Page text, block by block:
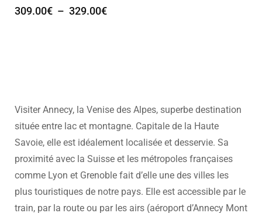
Visiter Annecy, la Venise des Alpes, superbe destination
située entre lac et montagne. Capitale de la Haute
Savoie, elle est idéalement localisée et desservie. Sa
proximité avec la Suisse et les métropoles françaises
comme Lyon et Grenoble fait d’elle une des villes les
plus touristiques de notre pays. Elle est accessible par le
train, par la route ou par les airs (aéroport d’Annecy Mont